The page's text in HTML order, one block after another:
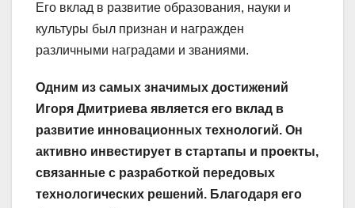
Его вклад в развитие образования, науки и
культуры был признан и награжден
различными наградами и званиями.
Одним из самых значимых достижений
Игоря Дмитриева является его вклад в
развитие инновационных технологий. Он
активно инвестирует в стартапы и проекты,
связанные с разработкой передовых
технологических решений. Благодаря его